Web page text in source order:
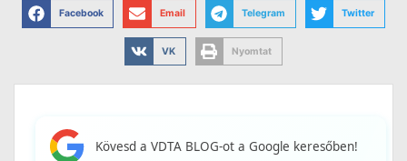
Facebook Email Telegram Twitter
VK Nyomtat
Kövesd a VDTA BLOG-ot a Google keresőben!